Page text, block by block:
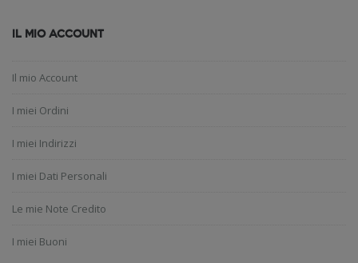
IL MIO ACCOUNT
Il mio Account
I miei Ordini
I miei Indirizzi
I miei Dati Personali
Le mie Note Credito
I miei Buoni